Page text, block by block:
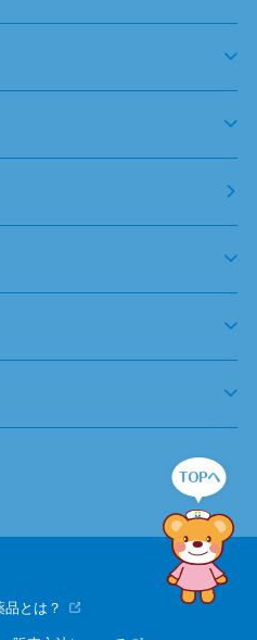
品とは？